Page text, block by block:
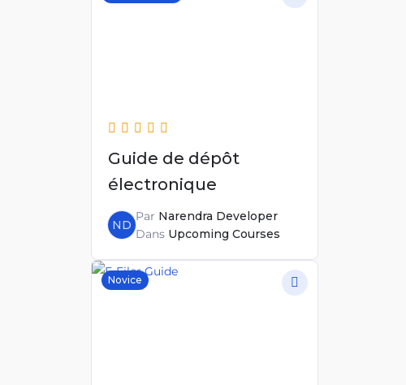
Guide de dépôt
électronique
ND
Par Narendra Developer
Dans Upcoming Courses
Novice